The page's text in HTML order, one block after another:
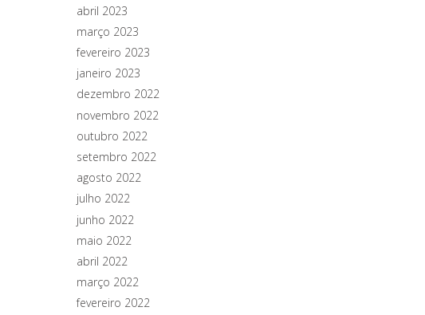
abril 2023
março 2023
fevereiro 2023
janeiro 2023
dezembro 2022
novembro 2022
outubro 2022
setembro 2022
agosto 2022
julho 2022
junho 2022
maio 2022
abril 2022
março 2022
fevereiro 2022